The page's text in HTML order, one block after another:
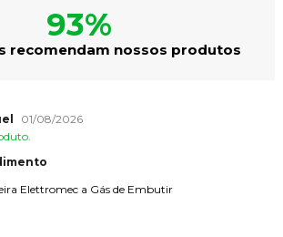
93%
recomendam nossos produtos
01/08/2026
Elettromec a Gás de Embutir